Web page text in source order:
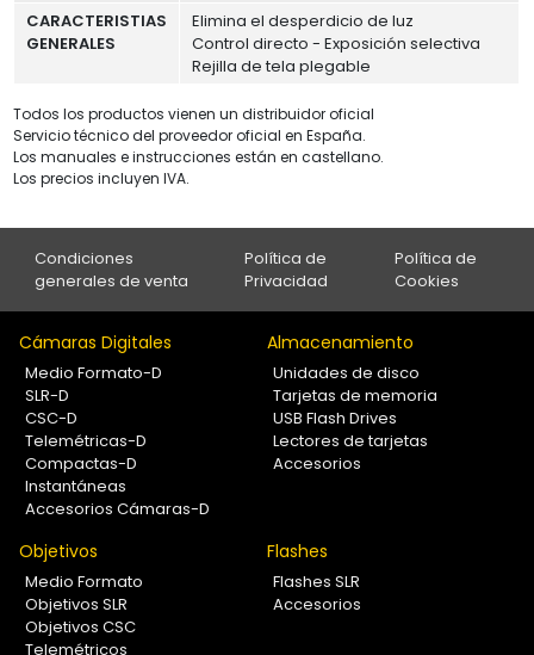
CARACTERISTIAS
GENERALES
Elimina el desperdicio de luz
Control directo - Exposición selectiva
Rejilla de tela plegable
Todos los productos vienen un distribuidor oficial
Servicio técnico del proveedor oficial en España.
Los manuales e instrucciones están en castellano.
Los precios incluyen IVA.
Condiciones
generales de venta
Política de
Privacidad
Política de
Cookies
Cámaras Digitales
Medio Formato-D
SLR-D
CSC-D
Telemétricas-D
Compactas-D
Instantáneas
Accesorios Cámaras-D
Almacenamiento
Unidades de disco
Tarjetas de memoria
USB Flash Drives
Lectores de tarjetas
Accesorios
Objetivos
Medio Formato
Objetivos SLR
Objetivos CSC
Telemétricos
Flashes
Flashes SLR
Accesorios